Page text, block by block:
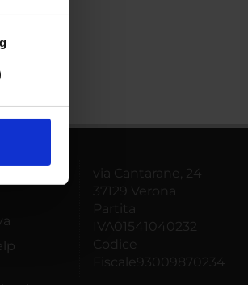
o
via Cantarane, 24
37129 Verona
Partita
IVA01541040232
Codice
Fiscale93009870234